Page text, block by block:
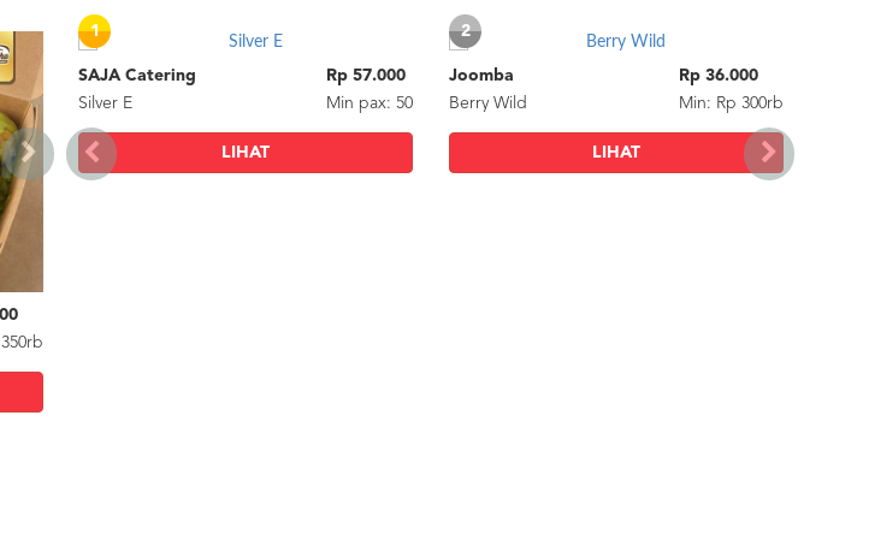
3 4
Ramandha Daily Snack
Rp 25.000
Min: Rp 350rb
LIHAT
1
SAJA Catering
Silver E
Rp 57.000
Min pax: 50
LIHAT
2
Joomba
Berry Wild
Rp 36.000
Min: Rp 300rb
LIHAT